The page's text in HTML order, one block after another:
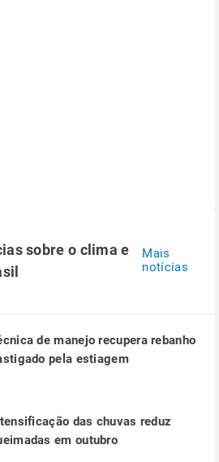
sobre o clima e
Mais
notícias
de manejo recupera rebanho
pela estiagem
das chuvas reduz
em outubro